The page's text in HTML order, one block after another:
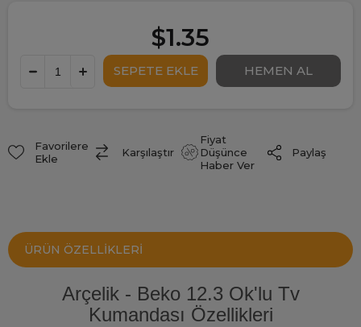
$1.35
Favorilere
Ekle
Karşılaştır
Fiyat
Düşünce
Haber Ver
Paylaş
ÜRÜN ÖZELLIKLERI
Arçelik - Beko 12.3 Ok'lu Tv
Kumandası Özellikleri